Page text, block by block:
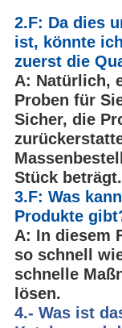
2.F: Da dies
ist, könnte
zuerst die
A: Natürlich,
Proben für
Sicher, die
Stück beträgt.
3.F: Was
Produkte
A: In diesem
so schnell
schnelle
lösen.
4.- Was ist